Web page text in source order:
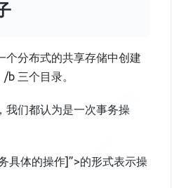
个分布式的共享存储中创建
三个目录。
我们都认为是一次事务操
具体的操作]”>的形式表示操